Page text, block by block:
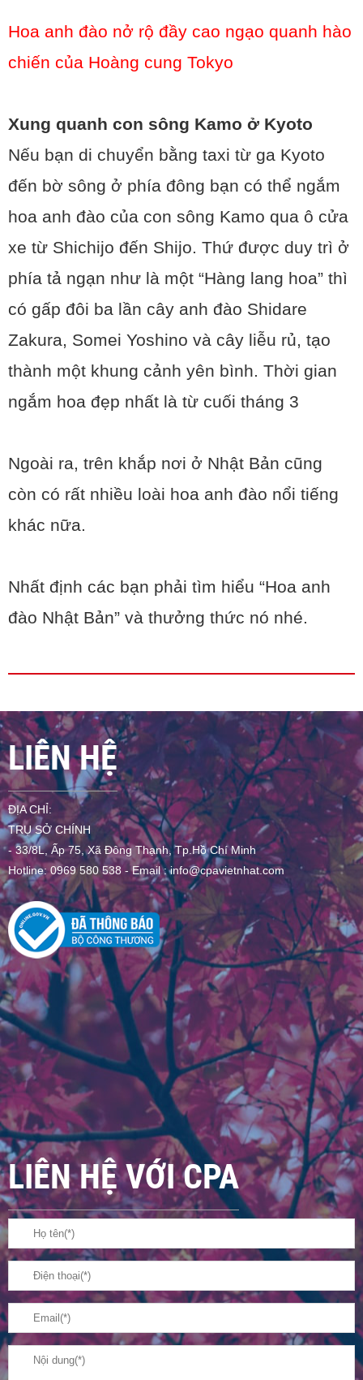
Hoa anh đào nở rộ đầy cao ngạo quanh hào
chiến của Hoàng cung Tokyo
Xung quanh con sông Kamo ở Kyoto
Nếu bạn di chuyển bằng taxi từ ga Kyoto
đến bờ sông ở phía đông bạn có thể ngắm
hoa anh đào của con sông Kamo qua ô cửa
xe từ Shichijo đến Shijo. Thứ được duy trì ở
phía tả ngạn như là một “Hàng lang hoa” thì
có gấp đôi ba lần cây anh đào Shidare
Zakura, Somei Yoshino và cây liễu rủ, tạo
thành một khung cảnh yên bình. Thời gian
ngắm hoa đẹp nhất là từ cuối tháng 3
Ngoài ra, trên khắp nơi ở Nhật Bản cũng
còn có rất nhiều loài hoa anh đào nổi tiếng
khác nữa.
Nhất định các bạn phải tìm hiểu “Hoa anh
đào Nhật Bản” và thưởng thức nó nhé.
LIÊN HỆ
ĐỊA CHỈ:
TRỤ SỞ CHÍNH
- 33/8L, Ấp 75, Xã Đông Thạnh, Tp.Hồ Chí Minh
Hotline: 0969 580 538 - Email :info@cpavietnhat.com
LIÊN HỆ VỚI CPA